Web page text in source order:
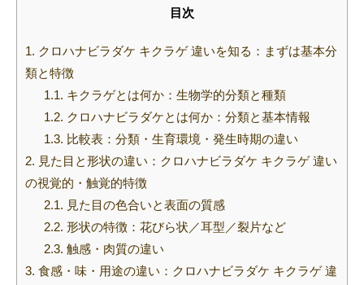
目次
1. クロハナビラダケ キクラゲ 違いを知る：まずは基本分
類と特徴
1.1. キクラゲとは何か：生物学的分類と種類
1.2. クロハナビラダケとは何か：分類と基本情報
1.3. 比較表：分類・生育環境・発生時期の違い
2. 見た目と形状の違い：クロハナビラダケ キクラゲ 違い
の視覚的・触覚的特徴
2.1. 見た目の色合いと表面の質感
2.2. 形状の特徴：花びら状／耳型／裂片など
2.3. 触感・肉質の違い
3. 食感・味・用途の違い：クロハナビラダケ キクラゲ 違